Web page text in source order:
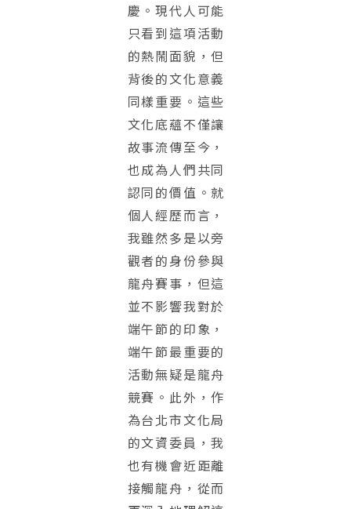
慶。現代人可能
只看到這項活動
的熱鬧面貌，但
背後的文化意義
同樣重要。這些
文化底蘊不僅讓
故事流傳至今，
也成為人們共同
認同的價值。就
個人經歷而言，
我雖然多是以旁
觀者的身份參與
龍舟賽事，但這
並不影響我對於
端午節的印象，
端午節最重要的
活動無疑是龍舟
競賽。此外，作
為台北市文化局
的文資委員，我
也有機會近距離
接觸龍舟，從而